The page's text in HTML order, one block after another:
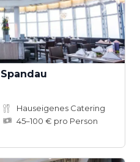
Hauseigenes Catering
45–100 € pro Person